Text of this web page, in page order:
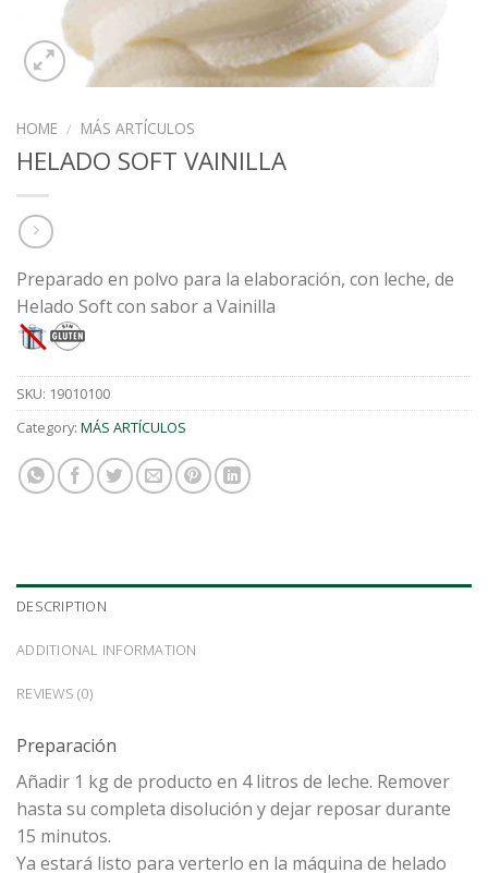
HOME / MÁS ARTÍCULOS
HELADO SOFT VAINILLA
Preparado en polvo para la elaboración, con leche, de
Helado Soft con sabor a Vainilla
SKU: 19010100
Category: MÁS ARTÍCULOS
DESCRIPTION
ADDITIONAL INFORMATION
REVIEWS (0)
Preparación
Añadir 1 kg de producto en 4 litros de leche. Remover
hasta su completa disolución y dejar reposar durante
15 minutos.
Ya estará listo para verterlo en la máquina de helado